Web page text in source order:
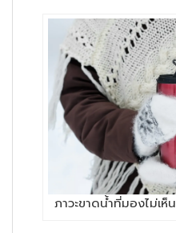
ภาวะขาดน้ำที่มองไม่เ